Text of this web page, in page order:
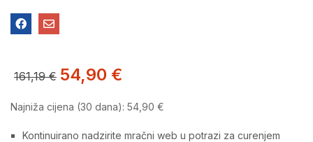
161,19€ 54,90 €
Najniža cijena (30 dana): 54,90 €
Kontinuirano nadzirite mračni web u potrazi za curenjem